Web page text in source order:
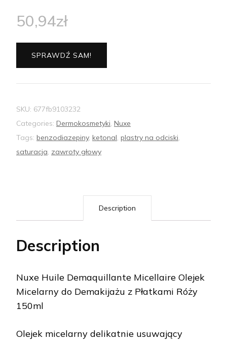
50,94zł
SPRAWDŹ SAM!
SKU: 677fb9103232
Categories: Dermokosmetyki, Nuxe
Tags: benzodiazepiny, ketonal, plastry na odciski,
saturacja, zawroty głowy
Description
Description
Nuxe Huile Demaquillante Micellaire Olejek
Micelarny do Demakijażu z Płatkami Róży
150ml
Olejek micelarny delikatnie usuwający